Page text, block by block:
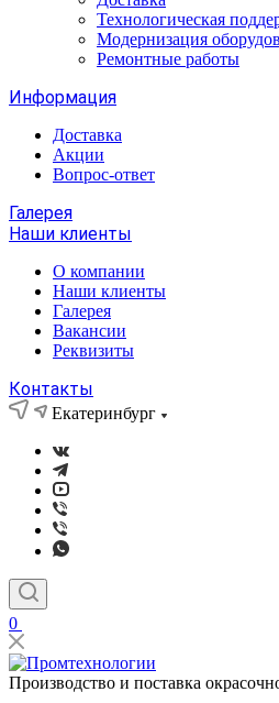
Технологическая
Модернизация
Ремонтные работы
Информация
Доставка
Акции
Вопрос-ответ
Галерея
Наши клиенты
О компании
Наши клиенты
Галерея
Вакансии
Реквизиты
Контакты
Екатеринбург
0
Производство и поставка